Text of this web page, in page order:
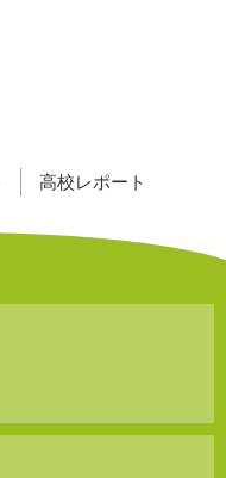
高校レポート